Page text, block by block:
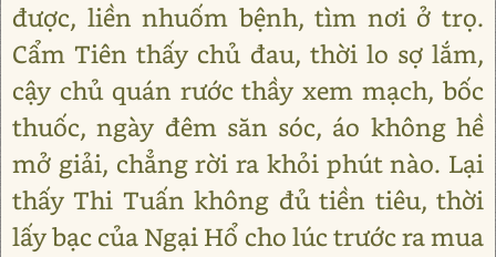
được, liền nhuốm bệnh, tìm nơi ở trọ.
Cẩm Tiên thấy chủ đau, thời lo sợ lắm,
cậy chủ quán rước thầy xem mạch, bốc
thuốc, ngày đêm săn sóc, áo không hề
mở giải, chẳng rời ra khỏi phút nào. Lại
thấy Thi Tuấn không đủ tiền tiêu, thời
lấy bạc của Ngại Hổ cho lúc trước ra mua